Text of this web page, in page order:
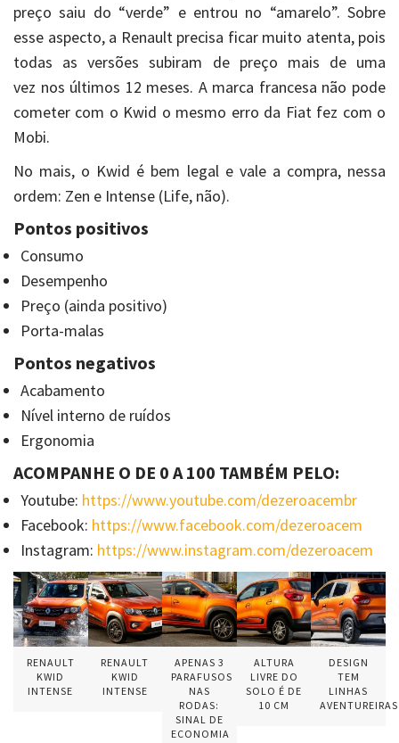
preço saiu do “verde” e entrou no “amarelo”. Sobre
esse aspecto, a Renault precisa ficar muito atenta, pois
todas as versões subiram de preço mais de uma
vez nos últimos 12 meses. A marca francesa não pode
cometer com o Kwid o mesmo erro da Fiat fez com o
Mobi.
No mais, o Kwid é bem legal e vale a compra, nessa
ordem: Zen e Intense (Life, não).
Pontos positivos
Consumo
Desempenho
Preço (ainda positivo)
Porta-malas
Pontos negativos
Acabamento
Nível interno de ruídos
Ergonomia
ACOMPANHE O DE 0 A 100 TAMBÉM PELO:
Youtube: https://www.youtube.com/dezeroacembr
Facebook: https://www.facebook.com/dezeroacem
Instagram: https://www.instagram.com/dezeroacem
RENAULT
KWID
INTENSE
RENAULT
KWID
INTENSE
APENAS 3
PARAFUSOS
NAS
RODAS:
SINAL DE
ECONOMIA
ALTURA
LIVRE DO
SOLO É DE
10 CM
DESIGN
TEM
LINHAS
AVENTUREIRAS